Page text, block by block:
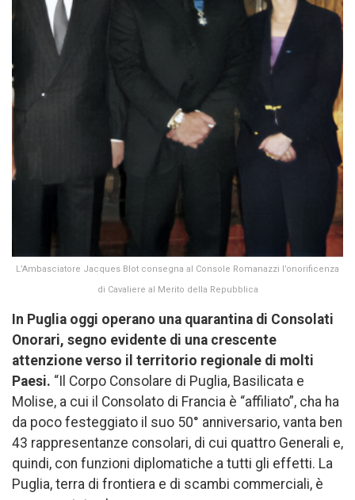
L’Ambasciatore Jacques Blot consegna al Console Romanazzi l’onorificenza
di Cavaliere al Merito della Repubblica
In Puglia oggi operano una quarantina di Consolati
Onorari, segno evidente di una crescente
attenzione verso il territorio regionale di molti
Paesi. “Il Corpo Consolare di Puglia, Basilicata e
Molise, a cui il Consolato di Francia è “affiliato”, cha ha
da poco festeggiato il suo 50° anniversario, vanta ben
43 rappresentanze consolari, di cui quattro Generali e,
quindi, con funzioni diplomatiche a tutti gli effetti. La
Puglia, terra di frontiera e di scambi commerciali, è